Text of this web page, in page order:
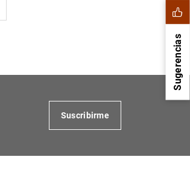
Sugerencias
Suscribirme